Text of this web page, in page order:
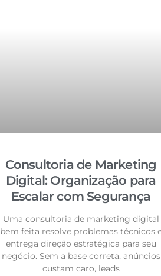
Consultoria de Marketing
Digital: Organização para
Escalar com Segurança
Uma consultoria de marketing digital
bem feita resolve problemas técnicos
entrega direção estratégica para seu
negócio. Sem a base correta, anúncios
custam caro, leads